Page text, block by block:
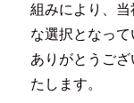
組みにより、
な選択となっ
ありがとうご
たします。